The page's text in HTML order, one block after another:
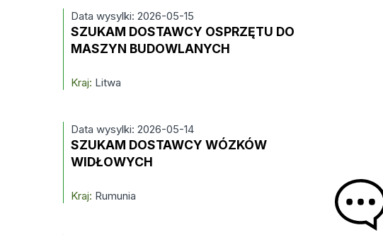
Data wysylki: 2026-05-15
SZUKAM DOSTAWCY OSPRZĘTU DO
MASZYN BUDOWLANYCH
Kraj: Litwa
Data wysylki: 2026-05-14
SZUKAM DOSTAWCY WÓZKÓW
WIDŁOWYCH
Kraj: Rumunia